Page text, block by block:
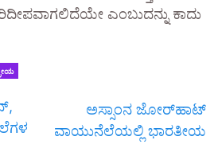
ಎಂಬುದನ್ನು ಕಾದು
ಅಸ್ಸಾಂನ ಜೋರ್‌ಹಾಟ್
ವಾಯುನೆಲೆಯಲ್ಲಿ ಭಾರತೀಯ